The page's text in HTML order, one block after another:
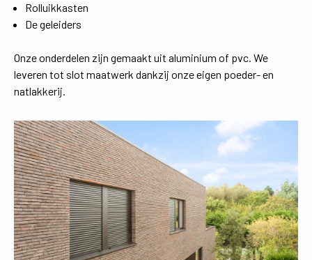
Rolluikkasten
De geleiders
Onze onderdelen zijn gemaakt uit aluminium of pvc. We
leveren tot slot maatwerk dankzij onze eigen poeder- en
natlakkerij.